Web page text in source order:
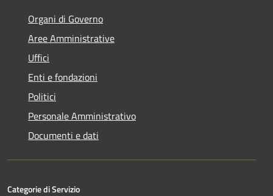
Organi di Governo
Aree Amministrative
Uffici
Enti e fondazioni
Politici
Personale Amministrativo
Documenti e dati
Categorie di Servizio